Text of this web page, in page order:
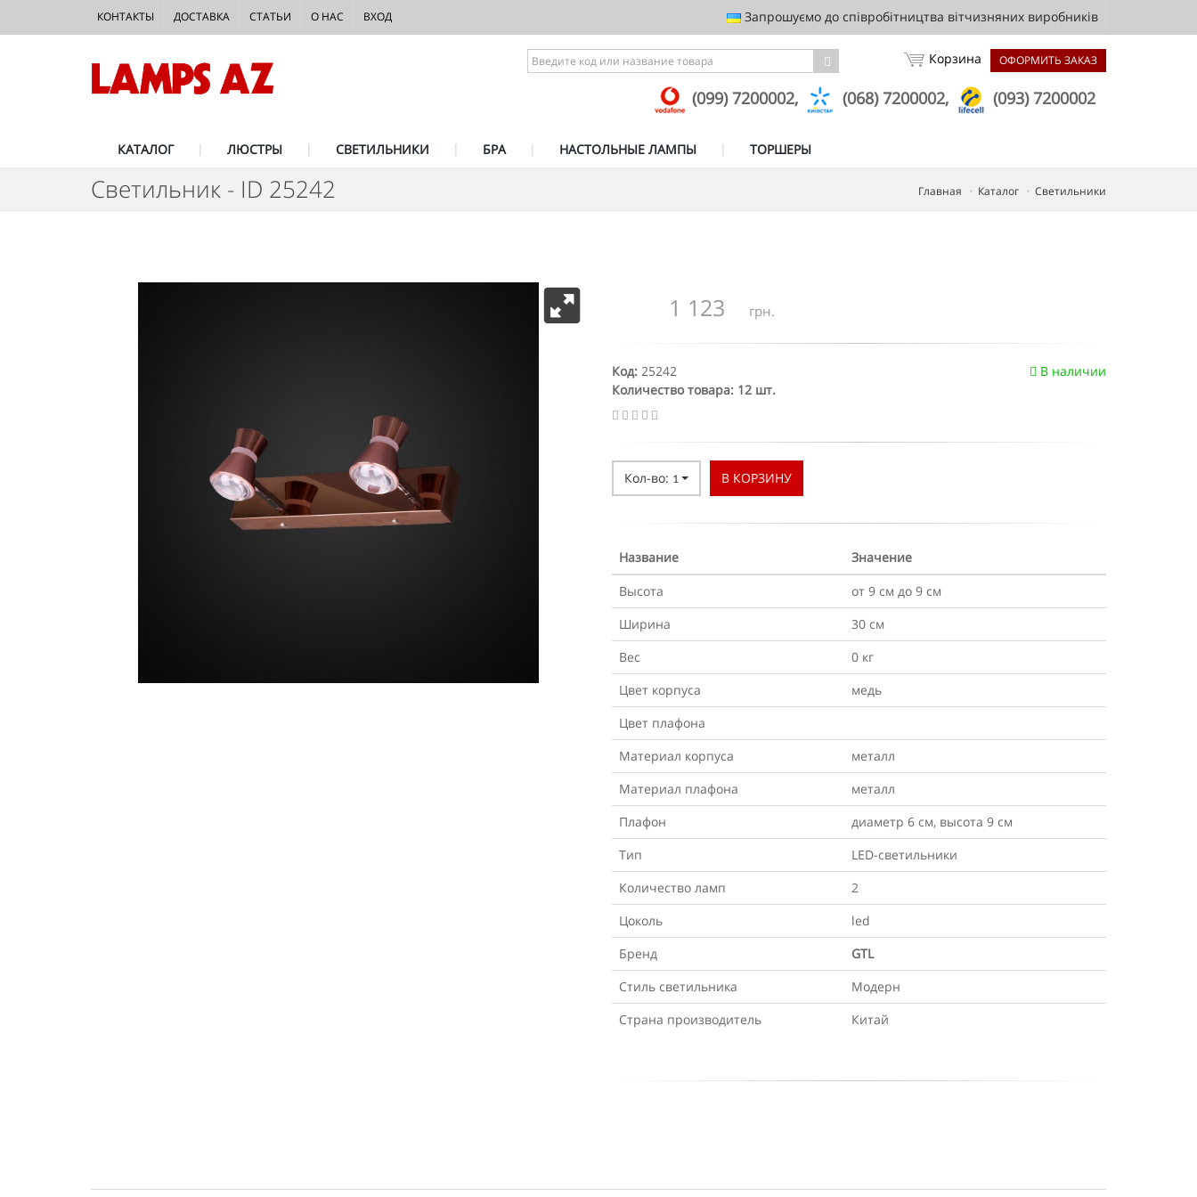
Запрошуємо до співробітництва вітчизняних виробників
КОНТАКТЫ ДОСТАВКА СТАТЬИ О НАС ВХОД
ОФОРМИТЬ ЗАКАЗ
Корзина
(099) 7200002, (068) 7200002, (093) 7200002
КАТАЛОГ ЛЮСТРЫ СВЕТИЛЬНИКИ БРА НАСТОЛЬНЫЕ ЛАМПЫ ТОРШЕРЫ
Светильник - ID 25242 Главная Каталог Светильники
1 123 грн.
В наличии
Код: 25242
Количество товара: 12 шт.
Кол-во: 1 В КОРЗИНУ
Название
Значение
Высота
от 9 см до 9 см
Ширина
30 см
Вес
0 кг
Цвет корпуса
медь
Цвет плафона
Материал корпуса
металл
Материал плафона
металл
Плафон
диаметр 6 см, высота 9 см
Тип
LED-светильники
Количество ламп
2
Цоколь
led
Бренд
GTL
Стиль светильника
Модерн
Страна производитель
Китай